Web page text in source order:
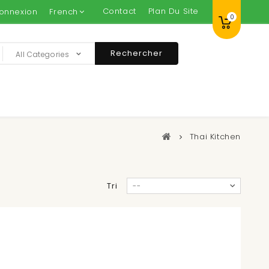
Contact Plan Du Site
French 0
All Categories Rechercher
Thai Kitchen
Tri --